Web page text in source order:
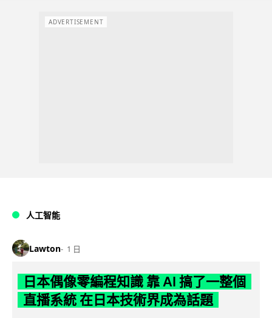
ADVERTISEMENT
人工智能
Lawton 1 日
日本偶像零編程知識 靠 AI 搞了一整個
直播系統 在日本技術界成為話題